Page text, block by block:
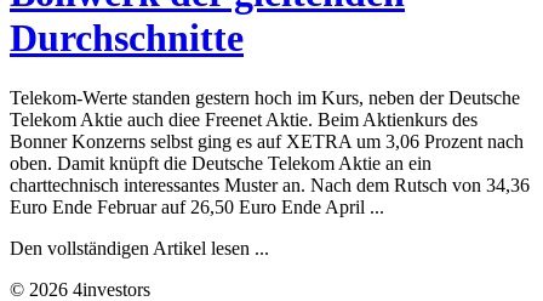
Durchschnitte
Telekom-Werte standen gestern hoch im Kurs, neben der Deutsche
Telekom Aktie auch diee Freenet Aktie. Beim Aktienkurs des
Bonner Konzerns selbst ging es auf XETRA um 3,06 Prozent nach
oben. Damit knüpft die Deutsche Telekom Aktie an ein
charttechnisch interessantes Muster an. Nach dem Rutsch von 34,36
Euro Ende Februar auf 26,50 Euro Ende April ...
Den vollständigen Artikel lesen ...
© 2026 4investors